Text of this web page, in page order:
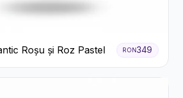
Roșu și Roz Pastel RON349